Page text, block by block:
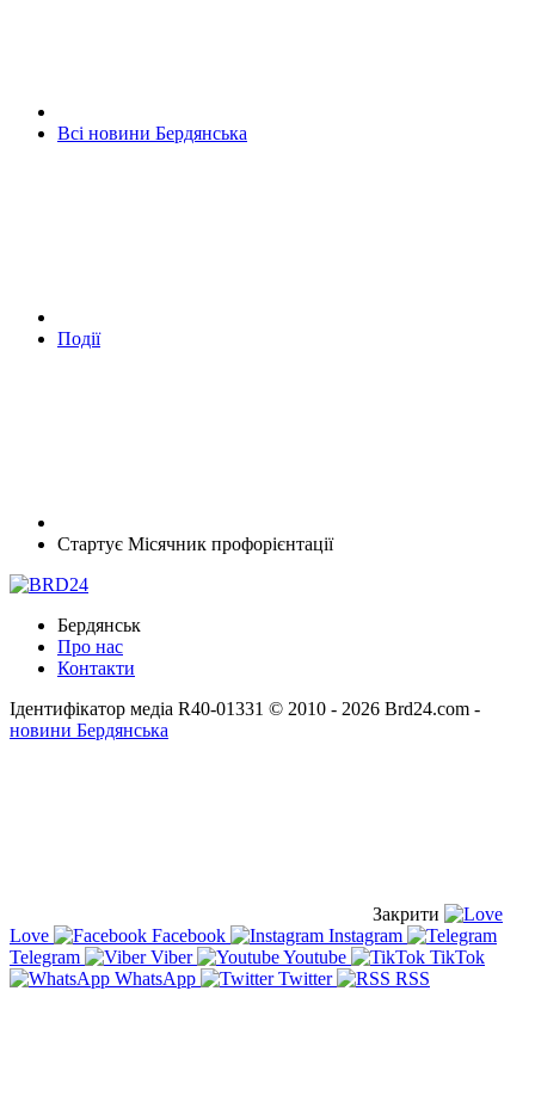
Всі новини Бердянська
Події
Стартує Місячник профорієнтації
Бердянськ
Про нас
Контакти
Ідентифікатор медіа R40-01331 © 2010 - 2026 Brd24.com -
новини Бердянська
Закрити
Love
Facebook
Instagram
Telegram
Viber Youtube
TikTok
WhatsApp
Twitter RSS